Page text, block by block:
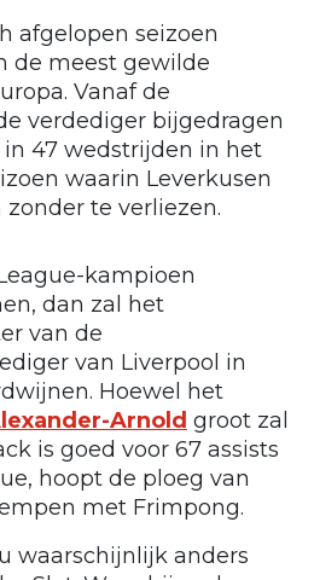
afgelopen seizoen
de meest gewilde
Vanaf de
verdediger bijgedragen
47 wedstrijden in het
waarin Leverkusen
te verliezen.
kampioen
dan zal het
van de
van Liverpool in
Hoewel het
Arnold groot zal
is goed voor 67 assists
hoopt de ploeg van
met Frimpong.
waarschijnlijk anders